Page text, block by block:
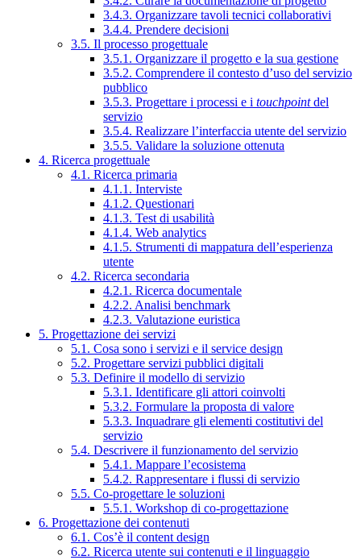
3.4.3. Organizzare tavoli tecnici collaborativi
3.4.4. Prendere decisioni
3.5. Il processo progettuale
3.5.1. Organizzare il progetto e la sua gestione
3.5.2. Comprendere il contesto d’uso del servizio
pubblico
3.5.3. Progettare i processi e i touchpointdel
servizio
3.5.4. Realizzare l’interfaccia utente del servizio
3.5.5. Validare la soluzione ottenuta
4. Ricerca progettuale
4.1. Ricerca primaria
4.1.1. Interviste
4.1.2. Questionari
4.1.3. Test di usabilità
4.1.4. Web analytics
4.1.5. Strumenti di mappatura dell’esperienza
utente
4.2. Ricerca secondaria
4.2.1. Ricerca documentale
4.2.2. Analisi benchmark
4.2.3. Valutazione euristica
5. Progettazione dei servizi
5.1. Cosa sono i servizi e il service design
5.2. Progettare servizi pubblici digitali
5.3. Definire il modello di servizio
5.3.1. Identificare gli attori coinvolti
5.3.2. Formulare la proposta di valore
5.3.3. Inquadrare gli elementi costitutivi del
servizio
5.4. Descrivere il funzionamento del servizio
5.4.1. Mappare l’ecosistema
5.4.2. Rappresentare i flussi di servizio
5.5. Co-progettare le soluzioni
5.5.1. Workshop di co-progettazione
6. Progettazione dei contenuti
6.1. Cos’è il content design
6.2. Ricerca utente sui contenuti e il linguaggio